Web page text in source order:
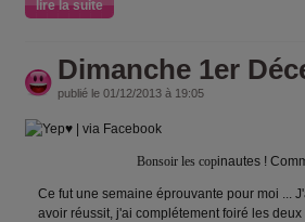
lire la suite
Dimanche 1er
publié le 01/12/2013 à 19:05
Bonsoir les copinautes !
Ce fut une semaine éprouvante pour moi ...
avoir réussit, j'ai complétement foiré les